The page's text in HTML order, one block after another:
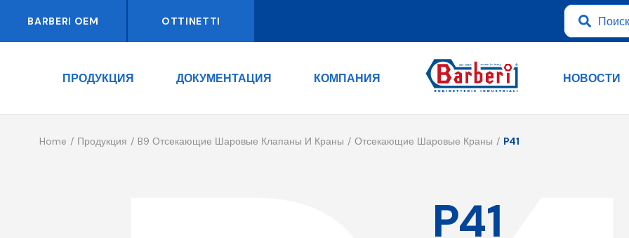
BARBERI OEM OTTINETTI
ПРОДУКЦИЯ ДОКУМЕНТАЦИЯ КОМПАНИЯ НОВОСТИ
Home Продукция B9 Отсекающие Шаровые Клапаны И Краны Отсекающие Шаровые Краны P41
P41